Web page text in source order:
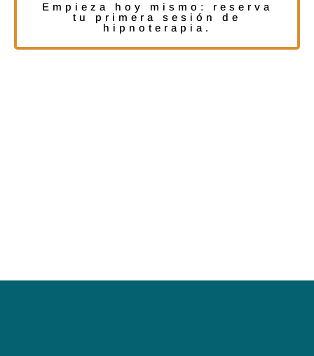
Empieza hoy mismo: reserva
tu primera sesión de
hipnoterapia.